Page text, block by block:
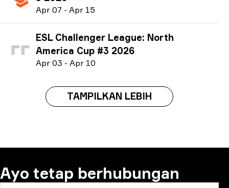
Apr 07 - Apr 15
ESL Challenger League: North
America Cup #3 2026
Apr 03 - Apr 10
TAMPILKAN LEBIH
Ayo tetap berhubungan